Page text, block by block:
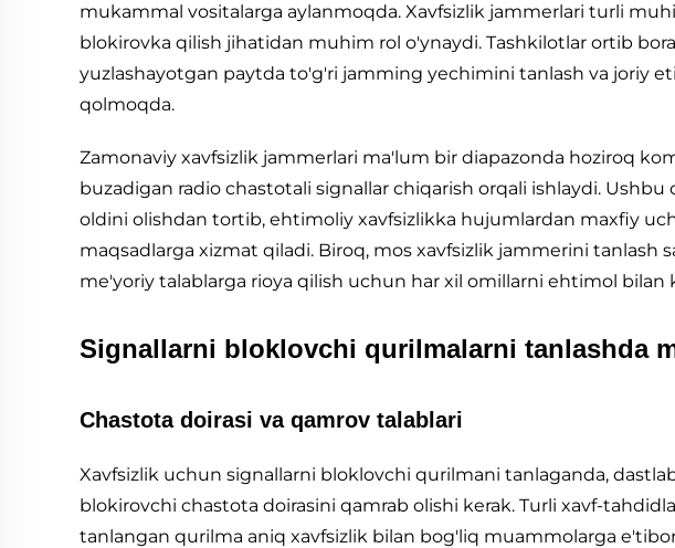
mukammal vositalarga aylanmoqda. Xavfsizlik jammerlari turli
blokirovka qilish jihatidan muhim rol o'ynaydi. Tashkilotlar ortib
yuzlashayotgan paytda to'g'ri jamming yechimini tanlash va joriy
qolmoqda.
Zamonaviy xavfsizlik jammerlari ma'lum bir diapazonda hoziroq
buzadigan radio chastotali signallar chiqarish orqali ishlaydi.
oldini olishdan tortib, ehtimoliy xavfsizlikka hujumlardan maxfiy
maqsadlarga xizmat qiladi. Biroq, mos xavfsizlik jammerini tanlash
me'yoriy talablarga rioya qilish uchun har xil omillarni ehtimol bilan
Signallarni bloklovchi qurilmalarni tanlashda
Chastota doirasi va qamrov talablari
Xavfsizlik uchun signallarni bloklovchi qurilmani tanlaganda,
blokirovchi chastota doirasini qamrab olishi kerak. Turli xavf-
tanlangan qurilma aniq xavfsizlik bilan bog'liq muammolarga